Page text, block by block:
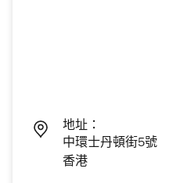
地址：
中環士丹頓街5號
香港